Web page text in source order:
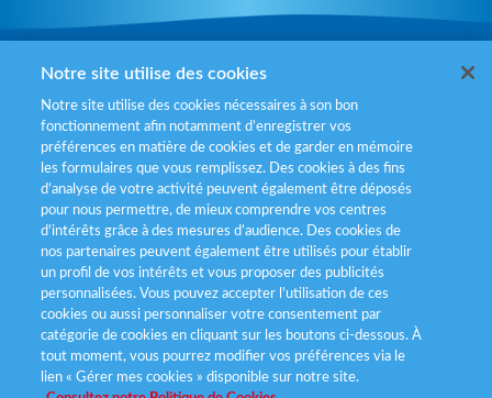
Mentions légales
Politiques de gestion des cookies
Politique données personnelles
Services consommateurs
Déclaration d’accessibilité
Notre site utilise des cookies
Notre site utilise des cookies nécessaires à son bon
fonctionnement afin notamment d’enregistrer vos
préférences en matière de cookies et de garder en mémoire
les formulaires que vous remplissez. Des cookies à des fins
d’analyse de votre activité peuvent également être déposés
pour nous permettre, de mieux comprendre vos centres
d'intérêts grâce à des mesures d’audience. Des cookies de
nos partenaires peuvent également être utilisés pour établir
un profil de vos intérêts et vous proposer des publicités
personnalisées. Vous pouvez accepter l’utilisation de ces
cookies ou aussi personnaliser votre consentement par
catégorie de cookies en cliquant sur les boutons ci-dessous. À
tout moment, vous pourrez modifier vos préférences via le
lien « Gérer mes cookies » disponible sur notre site.